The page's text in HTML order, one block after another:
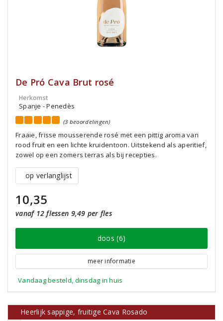
De Pró Cava Brut rosé
Herkomst
Spanje - Penedès
(3 beoordelingen)
Fraaie, frisse mousserende rosé met een pittig aroma van
rood fruit en een lichte kruidentoon. Uitstekend als aperitief,
zowel op een zomers terras als bij recepties.
op verlanglijst
10,35
vanaf 12 flessen 9,49 per fles
doos (6)
meer informatie
Vandaag besteld, dinsdag in huis
Heerlijk sappige, fruitige Cava Rosado